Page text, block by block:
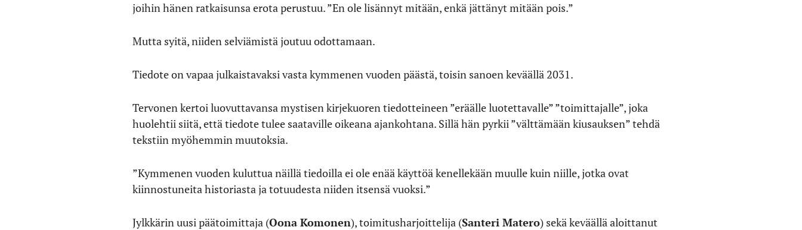
joihin hänen ratkaisunsa erota perustuu. ”En ole lisännyt mitään, enkä jättänyt mitään pois.”
Mutta syitä, niiden selviämistä joutuu odottamaan.
Tiedote on vapaa julkaistavaksi vasta kymmenen vuoden päästä, toisin sanoen keväällä 2031.
Tervonen kertoi luovuttavansa mystisen kirjekuoren tiedotteineen ”eräälle luotettavalle” ”toimittajalle”, joka
huolehtii siitä, että tiedote tulee saataville oikeana ajankohtana. Sillä hän pyrkii ”välttämään kiusauksen” tehdä
tekstiin myöhemmin muutoksia.
”Kymmenen vuoden kuluttua näillä tiedoilla ei ole enää käyttöä kenellekään muulle kuin niille, jotka ovat
kiinnostuneita historiasta ja totuudesta niiden itsensä vuoksi.”
Jylkkärin uusi päätoimittaja (Oona Komonen), toimitusharjoittelija (Santeri Matero) sekä keväällä aloittanut